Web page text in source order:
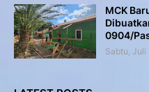
MCK
0904/
Sabtu, Juli